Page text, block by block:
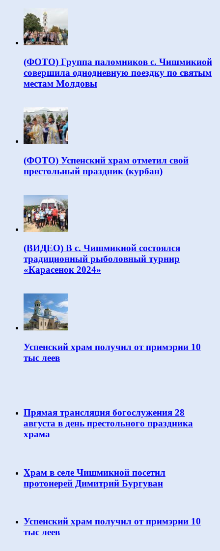
(ФОТО) Группа паломников с. Чишмикиой
совершила однодневную поездку по святым
местам Молдовы
(ФОТО) Успенский храм отметил свой
престольный праздник (курбан)
(ВИДЕО) В с. Чишмикиой состоялся
традиционный рыболовный турнир
«Карасенок 2024»
Успенский храм получил от примэрии 10
тыс леев
Прямая трансляция богослужения 28
августа в день престольного праздника
храма
Храм в селе Чишмикиой посетил
протоиерей Димитрий Бургуван
Успенский храм получил от примэрии 10
тыс леев